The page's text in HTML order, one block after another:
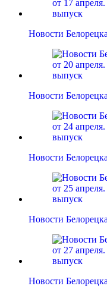
Новости
Новости
Новости
Новости
Новости